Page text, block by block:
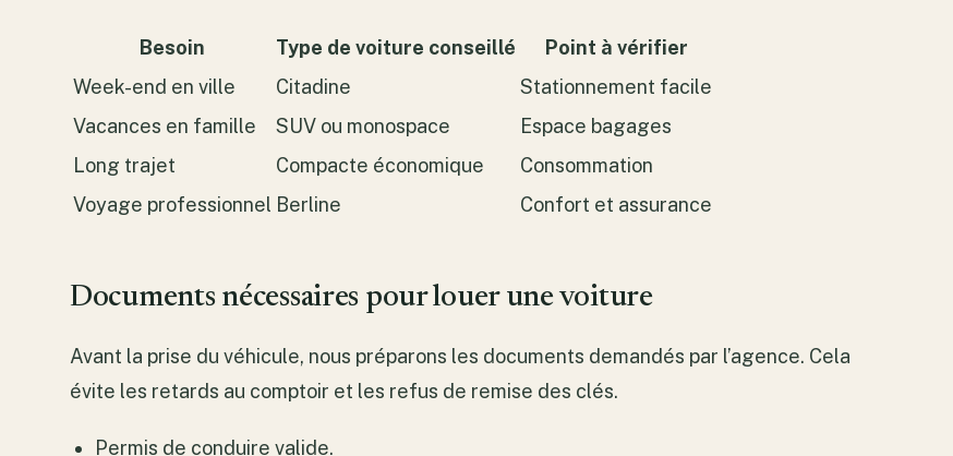
Besoin Type de voiture conseillé
Point à vérifier
Week-end en ville
Citadine
Stationnement facile
Vacances en famille
SUV ou monospace
Espace bagages
Long trajet
Compacte économique
Consommation
Voyage professionnel Berline Confort et assurance
Documents nécessaires pour louer une voiture
Avant la prise du véhicule, nous préparons les documents demandés par l’agence. Cela
évite les retards au comptoir et les refus de remise des clés.
Permis de conduire valide.